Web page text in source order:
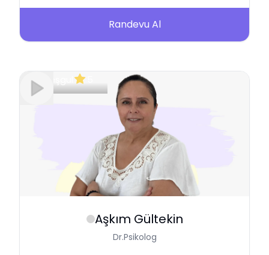
Randevu Al
Aşkım Gültekin
Dr.Psikolog